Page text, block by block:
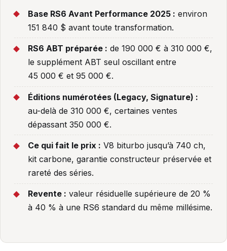
Base RS6 Avant Performance 2025 : environ
151 840 $ avant toute transformation.
RS6 ABT préparée : de 190 000 € à 310 000 €,
le supplément ABT seul oscillant entre
45 000 € et 95 000 €.
Éditions numérotées (Legacy, Signature) :
au-delà de 310 000 €, certaines ventes
dépassant 350 000 €.
Ce qui fait le prix : V8 biturbo jusqu’à 740 ch,
kit carbone, garantie constructeur préservée et
rareté des séries.
Revente : valeur résiduelle supérieure de 20 %
à 40 % à une RS6 standard du même millésime.